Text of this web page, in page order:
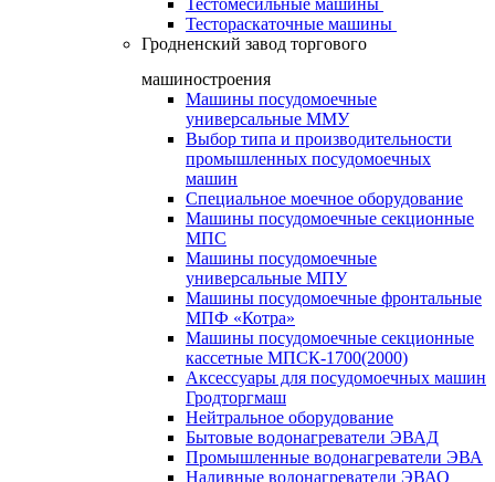
Тестомесильные машины
Тестораскаточные машины
Гродненский завод торгового
машиностроения
Машины посудомоечные
универсальные ММУ
Выбор типа и производительности
промышленных посудомоечных
машин
Специальное моечное оборудование
Машины посудомоечные секционные
МПС
Машины посудомоечные
универсальные МПУ
Машины посудомоечные фронтальные
МПФ «Котра»
Машины посудомоечные секционные
кассетные МПСК-1700(2000)
Аксессуары для посудомоечных машин
Гродторгмаш
Нейтральное оборудование
Бытовые водонагреватели ЭВАД
Промышленные водонагреватели ЭВА
Наливные водонагреватели ЭВАО